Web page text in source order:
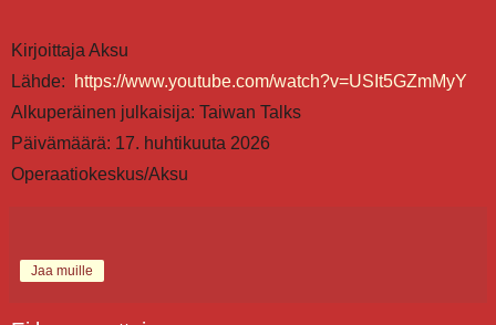
Kirjoittaja Aksu
Lähde:
https://www.youtube.com/watch?v=USIt5GZmMyY
Alkuperäinen julkaisija: Taiwan Talks
Päivämäärä: 17. huhtikuuta 2026
Operaatiokeskus/Aksu
Jaa muille